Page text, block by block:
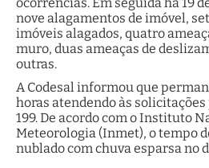
nove alagamentos de imóvel,
imóveis alagados, quatro
muro, duas ameaças de
outras.
A Codesal informou que
horas atendendo às
199. De acordo com o Instituto
Meteorologia (Inmet), o tempo
nublado com chuva esparsa no